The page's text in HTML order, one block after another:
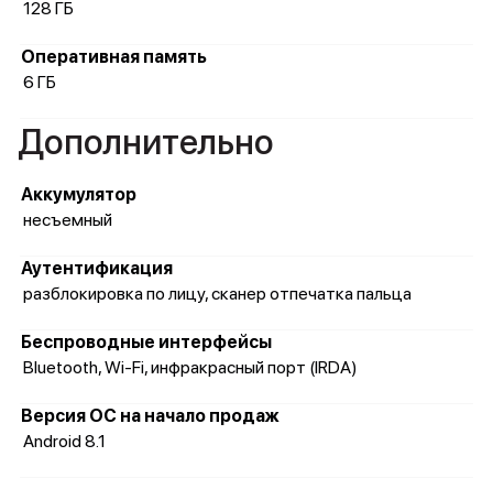
128 ГБ
Оперативная память
6 ГБ
Дополнительно
Аккумулятор
несъемный
Аутентификация
разблокировка по лицу, сканер отпечатка пальца
Беспроводные интерфейсы
Bluetooth, Wi-Fi, инфракрасный порт (IRDA)
Версия ОС на начало продаж
Android 8.1